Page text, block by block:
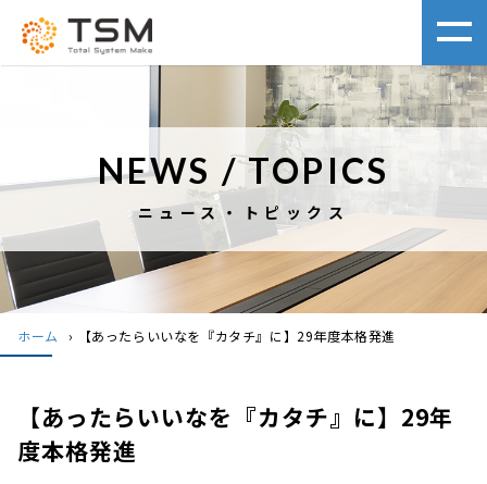
NEWS / TOPICS
ニュース・トピックス
ホーム › 【あったらいいなを『カタチ』に】29年度本格発進
【あったらいいなを『カタチ』に】29年
度本格発進